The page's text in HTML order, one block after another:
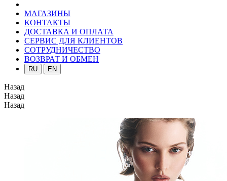
МАГАЗИНЫ
КОНТАКТЫ
ДОСТАВКА И ОПЛАТА
СЕРВИС ДЛЯ КЛИЕНТОВ
СОТРУДНИЧЕСТВО
ВОЗВРАТ И ОБМЕН
RU EN
Назад
Назад
Назад